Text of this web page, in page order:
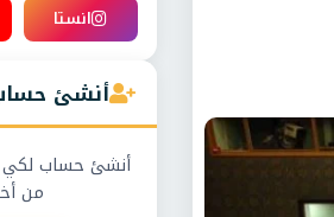
انستا
أنشئ
أنشئ حساب
من